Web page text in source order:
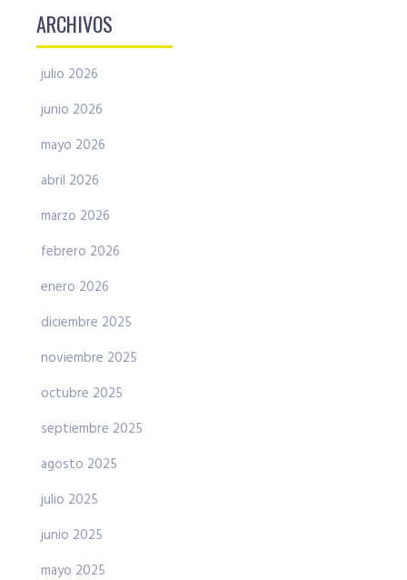
ARCHIVOS
julio 2026
junio 2026
mayo 2026
abril 2026
marzo 2026
febrero 2026
enero 2026
diciembre 2025
noviembre 2025
octubre 2025
septiembre 2025
agosto 2025
julio 2025
junio 2025
mayo 2025